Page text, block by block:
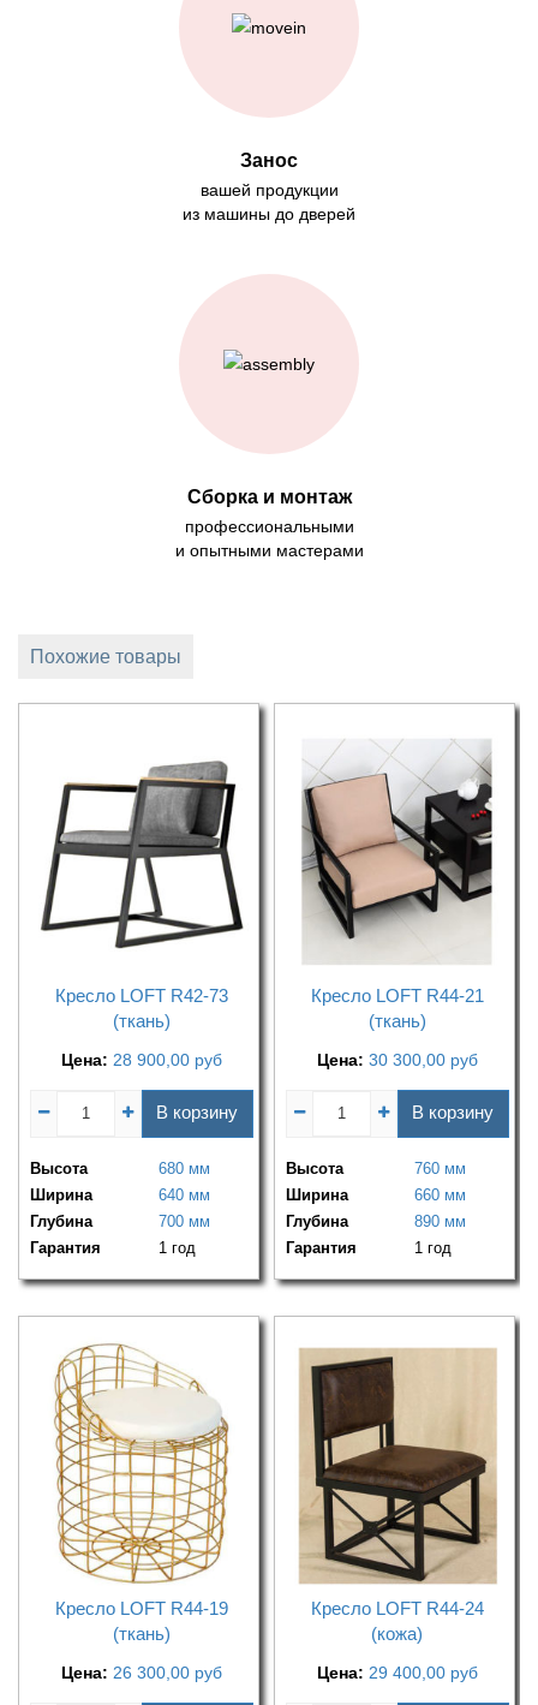
Занос
вашей продукции
из машины до дверей
Сборка и монтаж
профессиональными
и опытными мастерами
Похожие товары
Кресло LOFT R42-73
(ткань)
Цена: 28 900,00 руб
В корзину
Высота
680 мм
Ширина
640 мм
Глубина
700 мм
Гарантия
1 год
Кресло LOFT R44-21
(ткань)
Цена: 30 300,00 руб
В корзину
Высота
760 мм
Ширина
660 мм
Глубина
890 мм
Гарантия
1 год
Кресло LOFT R44-19
(ткань)
Цена: 26 300,00 руб
Кресло LOFT R44-24
(кожа)
Цена: 29 400,00 руб